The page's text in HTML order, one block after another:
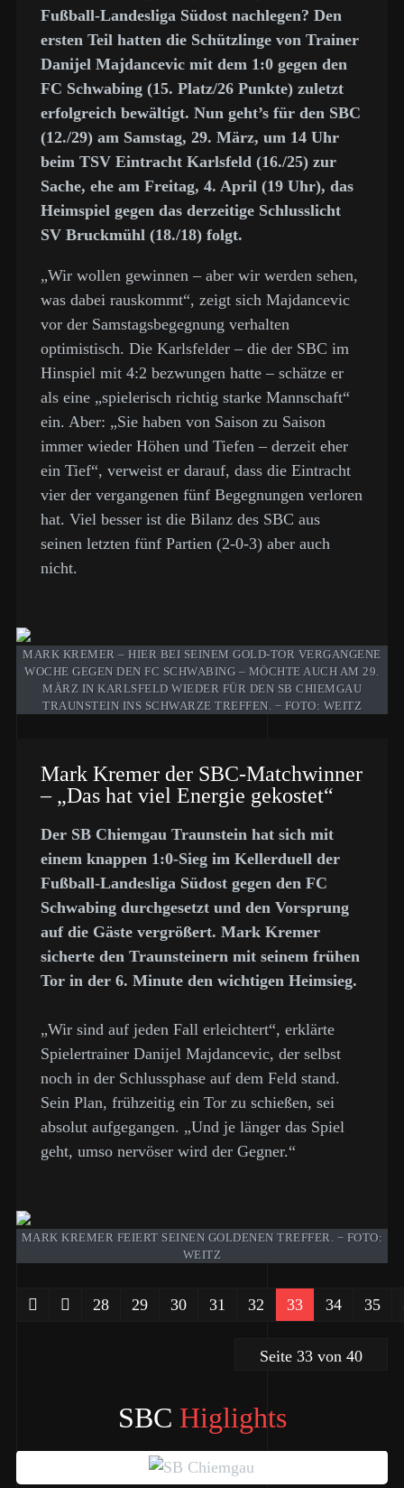
Fußball-Landesliga Südost nachlegen? Den
ersten Teil hatten die Schützlinge von Trainer
Danijel Majdancevic mit dem 1:0 gegen den
FC Schwabing (15. Platz/26 Punkte) zuletzt
erfolgreich bewältigt. Nun geht’s für den SBC
(12./29) am Samstag, 29. März, um 14 Uhr
beim TSV Eintracht Karlsfeld (16./25) zur
Sache, ehe am Freitag, 4. April (19 Uhr), das
Heimspiel gegen das derzeitige Schlusslicht
SV Bruckmühl (18./18) folgt.
„Wir wollen gewinnen – aber wir werden sehen,
was dabei rauskommt“, zeigt sich Majdancevic
vor der Samstagsbegegnung verhalten
optimistisch. Die Karlsfelder – die der SBC im
Hinspiel mit 4:2 bezwungen hatte – schätze er
als eine „spielerisch richtig starke Mannschaft“
ein. Aber: „Sie haben von Saison zu Saison
immer wieder Höhen und Tiefen – derzeit eher
ein Tief“, verweist er darauf, dass die Eintracht
vier der vergangenen fünf Begegnungen verloren
hat. Viel besser ist die Bilanz des SBC aus
seinen letzten fünf Partien (2-0-3) aber auch
nicht.
MARK KREMER – HIER BEI SEINEM GOLD-TOR VERGANGENE
WOCHE GEGEN DEN FC SCHWABING – MÖCHTE AUCH AM 29.
MÄRZ IN KARLSFELD WIEDER FÜR DEN SB CHIEMGAU
TRAUNSTEIN INS SCHWARZE TREFFEN. − FOTO: WEITZ
Mark Kremer der SBC-Matchwinner
– „Das hat viel Energie gekostet“
Der SB Chiemgau Traunstein hat sich mit
einem knappen 1:0-Sieg im Kellerduell der
Fußball-Landesliga Südost gegen den FC
Schwabing durchgesetzt und den Vorsprung
auf die Gäste vergrößert. Mark Kremer
sicherte den Traunsteinern mit seinem frühen
Tor in der 6. Minute den wichtigen Heimsieg.
„Wir sind auf jeden Fall erleichtert“, erklärte
Spielertrainer Danijel Majdancevic, der selbst
noch in der Schlussphase auf dem Feld stand.
Sein Plan, frühzeitig ein Tor zu schießen, sei
absolut aufgegangen. „Und je länger das Spiel
geht, umso nervöser wird der Gegner.“
MARK KREMER FEIERT SEINEN GOLDENEN TREFFER. − FOTO:
WEITZ
28 29 30 31 32 33 34 35
Seite 33 von 40
SBC Higlights